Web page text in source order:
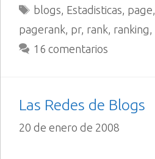
Etiquetas
blogs Estadisticas page
pagerank pr, rank ranking
16 comentarios
Las Redes de Blogs
20 de enero de 2008